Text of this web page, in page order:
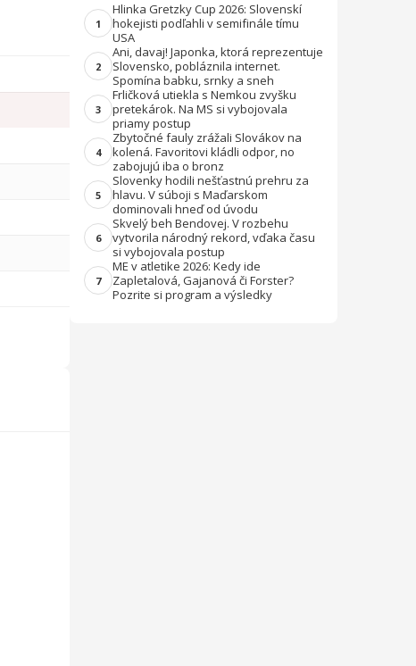
1
Hlinka Gretzky Cup 2026: Slovenskí
hokejisti podľahli v semifinále tímu
USA
2
Ani, davaj! Japonka, ktorá reprezentuje
Slovensko, pobláznila internet.
Spomína babku, srnky a sneh
3
Frličková utiekla s Nemkou zvyšku
pretekárok. Na MS si vybojovala
priamy postup
4
Zbytočné fauly zrážali Slovákov na
kolená. Favoritovi kládli odpor, no
zabojujú iba o bronz
5
Slovenky hodili nešťastnú prehru za
hlavu. V súboji s Maďarskom
dominovali hneď od úvodu
6
Skvelý beh Bendovej. V rozbehu
vytvorila národný rekord, vďaka času
si vybojovala postup
7
ME v atletike 2026: Kedy ide
Zapletalová, Gajanová či Forster?
Pozrite si program a výsledky